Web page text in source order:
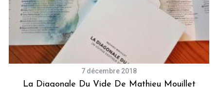
7 décembre 2018
La Diagonale Du Vide De Mathieu Mouillet